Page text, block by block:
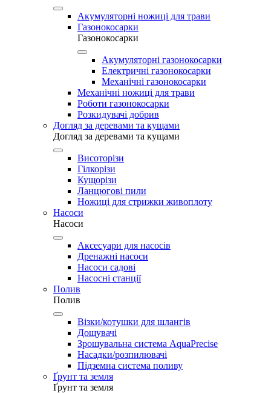
Акумуляторні ножиці для трави
Газонокосарки
Газонокосарки
Акумуляторні газонокосарки
Електричні газонокосарки
Механічні газонокосарки
Механічні ножиці для трави
Роботи газонокосарки
Розкидувачі добрив
Догляд за деревами та кущами
Догляд за деревами та кущами
Висоторізи
Гілкорізи
Кущорізи
Ланцюгові пили
Ножиці для стрижки живоплоту
Насоси
Насоси
Аксесуари для насосів
Дренажні насоси
Насоси садові
Насосні станції
Полив
Полив
Візки/котушки для шлангів
Дощувачі
Зрошувальна система AquaPrecise
Насадки/розпилювачі
Підземна система поливу
Ґрунт та земля
Ґрунт та земля